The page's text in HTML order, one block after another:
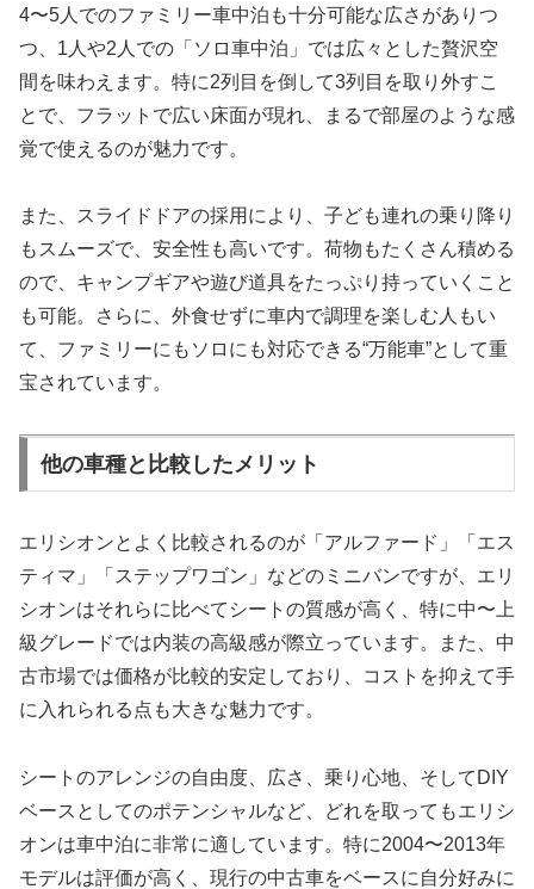
4〜5人でのファミリー車中泊も十分可能な広さがありつ
つ、1人や2人での「ソロ車中泊」では広々とした贅沢空
間を味わえます。特に2列目を倒して3列目を取り外すこ
とで、フラットで広い床面が現れ、まるで部屋のような感
覚で使えるのが魅力です。
また、スライドドアの採用により、子ども連れの乗り降り
もスムーズで、安全性も高いです。荷物もたくさん積める
ので、キャンプギアや遊び道具をたっぷり持っていくこと
も可能。さらに、外食せずに車内で調理を楽しむ人もい
て、ファミリーにもソロにも対応できる“万能車”として重
宝されています。
他の車種と比較したメリット
エリシオンとよく比較されるのが「アルファード」「エス
ティマ」「ステップワゴン」などのミニバンですが、エリ
シオンはそれらに比べてシートの質感が高く、特に中〜上
級グレードでは内装の高級感が際立っています。また、中
古市場では価格が比較的安定しており、コストを抑えて手
に入れられる点も大きな魅力です。
シートのアレンジの自由度、広さ、乗り心地、そしてDIY
ベースとしてのポテンシャルなど、どれを取ってもエリシ
オンは車中泊に非常に適しています。特に2004〜2013年
モデルは評価が高く、現行の中古車をベースに自分好みに